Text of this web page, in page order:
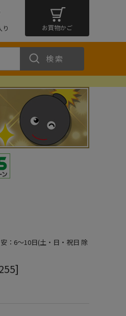
り お買物かご
検索
：6～10日(土・日・祝日 除